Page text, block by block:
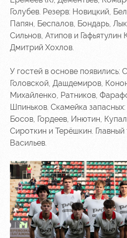
Sport
activities
A fan card
Голубев. Резерв: Новицкий,
Папян, Беспалов, Бондарь,
Сильнов, Атипов и
Дмитрий Хохлов.
У гостей в основе появились:
Головской, Дашдемиров,
Михайленко, Ратников,
Шпиньков. Скамейка
Босов, Гордеев, Инютин,
Сироткин и Терёшкин.
Васильев.